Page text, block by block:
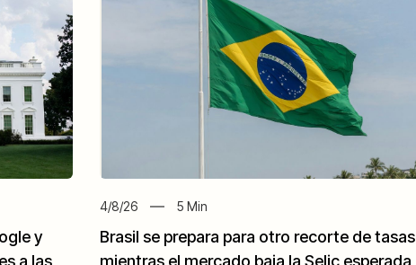
y
4/8/26 5 Min
Brasil se prepara para otro recorte de tasas